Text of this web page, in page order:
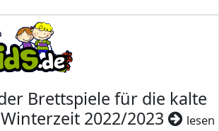
Brettspiele für die kalte
2022/2023
lesen